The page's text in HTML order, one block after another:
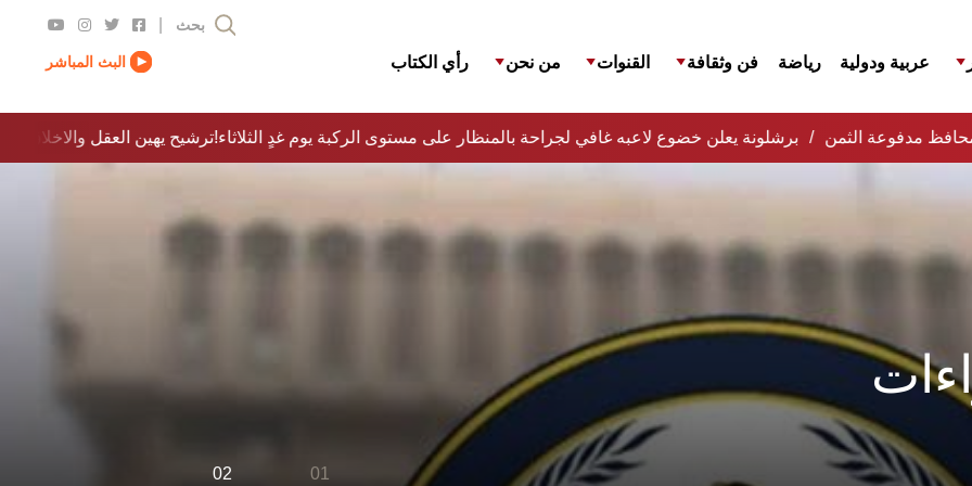
عربية ودولية رياضة فن وثقافة القنوات من نحن رأي الكتاب
بحث
البث المباشر
ترشيح يهين العقل والاخلاق والدولة…؟!برشلونة يعلن خضوع لاعبه غافي لجراحة بالمنظار على مستوى الركبة يوم غدٍ الثلاثاء المحافظ مدفوعة الثمن
01
02